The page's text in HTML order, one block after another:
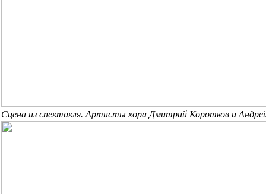
Сцена из спектакля. Артисты хора Дмитрий Коротков и